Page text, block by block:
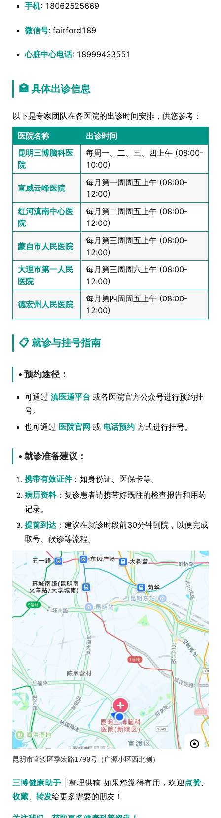
手机: 18062525669
微信号: fairford189
心脏中心电话: 18999433551
🏥 具体出诊信息
以下是专家团队在各医院的出诊时间安排，供您参考：
医院名称
出诊时间
昆明三博脑科医
院
每周一、二、三、四上午 (08:00-
10:00)
宣威云峰医院
每月第一周周五上午 (08:00-
12:00)
红河滇南中心医
院
每月第二周周五上午 (08:00-
12:00)
蒙自市人民医院
每月第三周周五上午 (08:00-
12:00)
大理市第一人民
医院
每月第三周周六上午 (08:00-
12:00)
德宏州人民医院
每月第四周周五上午 (08:00-
12:00)
📋 就诊与挂号指南
• 预约途径：
可通过 滇医通平台 或各医院官方公众号进行预约挂
号。
也可通过 医院官网 或 电话预约 方式进行挂号。
• 就诊准备建议：
携带有效证件：如身份证、医保卡等。
病历资料：复诊患者请携带好既往的检查报告和用药
记录。
提前到达 ：建议在就诊时段前30分钟到院，以便完成
取号、候诊等流程。
三博健康助手 | 整理供稿 如果您觉得有用，欢迎 点赞、
收藏
转发给更多需要的朋友！